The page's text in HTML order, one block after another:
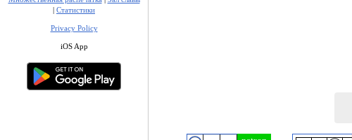
| Статистики
Privacy Policy
iOS App